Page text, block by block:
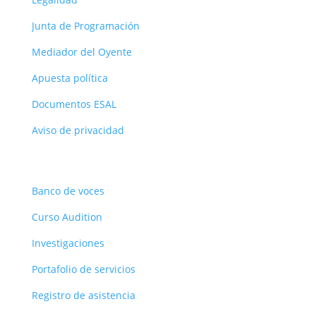
Junta de Programación
Mediador del Oyente
Apuesta política
Documentos ESAL
Aviso de privacidad
Banco de voces
Curso Audition
Investigaciones
Portafolio de servicios
Registro de asistencia